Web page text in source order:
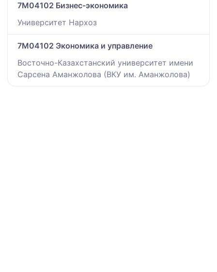
7M04102 Бизнес-экономика
Университет Нархоз
7M04102 Экономика и управление
Восточно-Казахстанский университет имени
Сарсена Аманжолова (ВКУ им. Аманжолова)